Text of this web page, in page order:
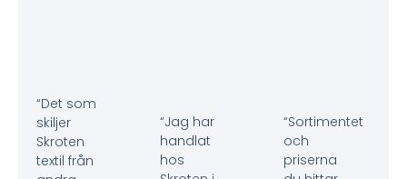
“Det som
skiljer
Skroten
textil från
“Jag har
handlat
hos
“Sortimentet
och
priserna